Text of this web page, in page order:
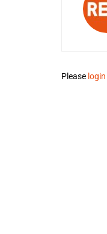
Please login